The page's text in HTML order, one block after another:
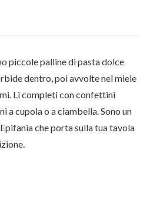
piccole palline di pasta dolce
dentro, poi avvolte nel miele
Li completi con confettini
a cupola o a ciambella. Sono un
che porta sulla tua tavola